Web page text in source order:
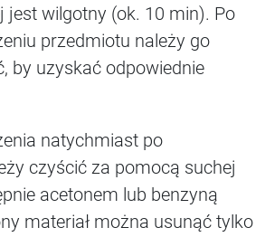
jest wilgotny (ok. 10 min). Po
przedmiotu należy go
by uzyskać odpowiednie
natychmiast po
czyścić za pomocą suchej
acetonem lub benzyną
materiał można usunąć tylko